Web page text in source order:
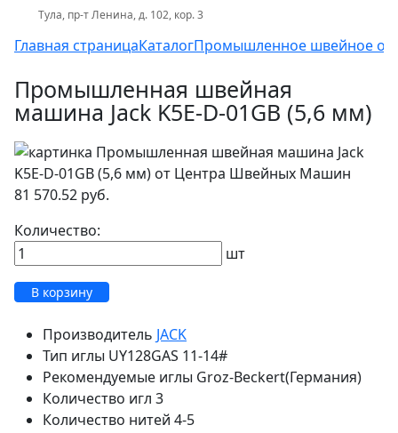
Тула, пр-т Ленина, д. 102, кор. 3
Главная страницаКаталогПромышленное швейное
Промышленная швейная
машина Jack K5E-D-01GB (5,6 мм)
81 570.52 руб.
Количество:
шт
В корзину
Производитель JACK
Тип иглы UY128GAS 11-14#
Рекомендуемые иглы Groz-Beckert(Германия)
Количество игл 3
Количество нитей 4-5